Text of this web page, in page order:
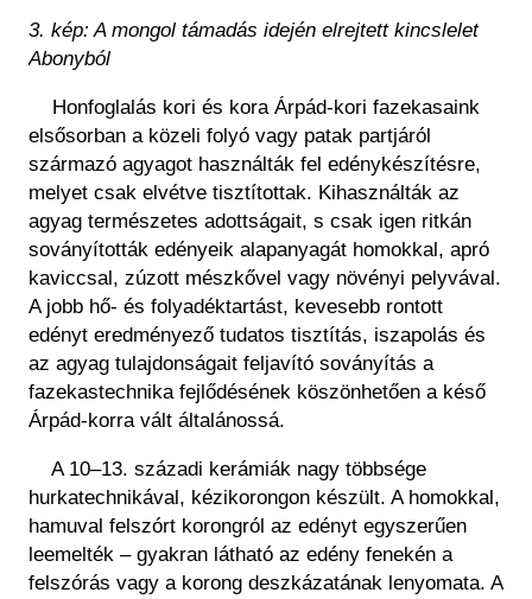
3. kép: A mongol támadás idején elrejtett kincslelet
Abonyból
Honfoglalás kori és kora Árpád-kori fazekasaink
elsősorban a közeli folyó vagy patak partjáról
származó agyagot használták fel edénykészítésre,
melyet csak elvétve tisztítottak. Kihasználták az
agyag természetes adottságait, s csak igen ritkán
soványították edényeik alapanyagát homokkal, apró
kaviccsal, zúzott mészkővel vagy növényi pelyvával.
A jobb hő- és folyadéktartást, kevesebb rontott
edényt eredményező tudatos tisztítás, iszapolás és
az agyag tulajdonságait feljavító soványítás a
fazekastechnika fejlődésének köszönhetően a késő
Árpád-korra vált általánossá.
A 10–13. századi kerámiák nagy többsége
hurkatechnikával, kézikorongon készült. A homokkal,
hamuval felszórt korongról az edényt egyszerűen
leemelték – gyakran látható az edény fenekén a
felszórás vagy a korong deszkázatának lenyomata. A